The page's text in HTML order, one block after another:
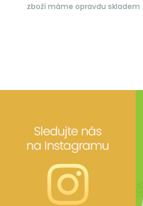
zboží máme opravdu skladem